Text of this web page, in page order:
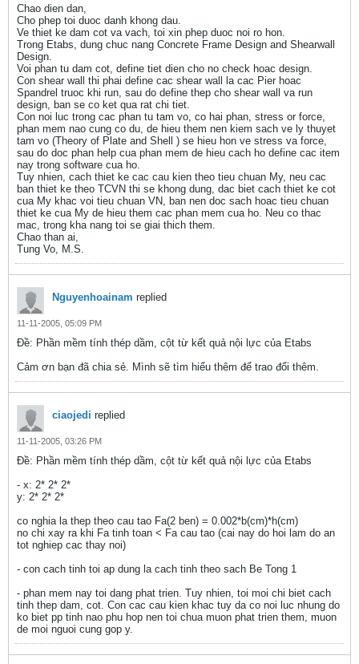
Chao dien dan,
Cho phep toi duoc danh khong dau.
Ve thiet ke dam cot va vach, toi xin phep duoc noi ro hon.
Trong Etabs, dung chuc nang Concrete Frame Design and Shearwall
Design.
Voi phan tu dam cot, define tiet dien cho no check hoac design.
Con shear wall thi phai define cac shear wall la cac Pier hoac
Spandrel truoc khi run, sau do define thep cho shear wall va run
design, ban se co ket qua rat chi tiet.
Con noi luc trong cac phan tu tam vo, co hai phan, stress or force,
phan mem nao cung co du, de hieu them nen kiem sach ve ly thuyet
tam vo (Theory of Plate and Shell ) se hieu hon ve stress va force,
sau do doc phan help cua phan mem de hieu cach ho define cac item
nay trong software cua ho.
Tuy nhien, cach thiet ke cac cau kien theo tieu chuan My, neu cac
ban thiet ke theo TCVN thi se khong dung, dac biet cach thiet ke cot
cua My khac voi tieu chuan VN, ban nen doc sach hoac tieu chuan
thiet ke cua My de hieu them cac phan mem cua ho. Neu co thac
mac, trong kha nang toi se giai thich them.
Chao than ai,
Tung Vo, M.S.
Nguyenhoainam replied
11-11-2005, 05:09 PM
Ðề: Phần mềm tính thép dầm, cột từ kết quả nội lực của Etabs
Cảm ơn bạn đã chia sẻ. Mình sẽ tìm hiểu thêm để trao đổi thêm.
ciaojedi replied
11-11-2005, 03:26 PM
Ðề: Phần mềm tính thép dầm, cột từ kết quả nội lực của Etabs
- x: 2* 2* 2*
y: 2* 2* 2*
co nghia la thep theo cau tao Fa(2 ben) = 0.002*b(cm)*h(cm)
no chi xay ra khi Fa tinh toan < Fa cau tao (cai nay do hoi lam do an
tot nghiep cac thay noi)
- con cach tinh toi ap dung la cach tinh theo sach Be Tong 1
- phan mem nay toi dang phat trien. Tuy nhien, toi moi chi biet cach
tinh thep dam, cot. Con cac cau kien khac tuy da co noi luc nhung do
ko biet pp tinh nao phu hop nen toi chua muon phat trien them, muon
de moi nguoi cung gop y.